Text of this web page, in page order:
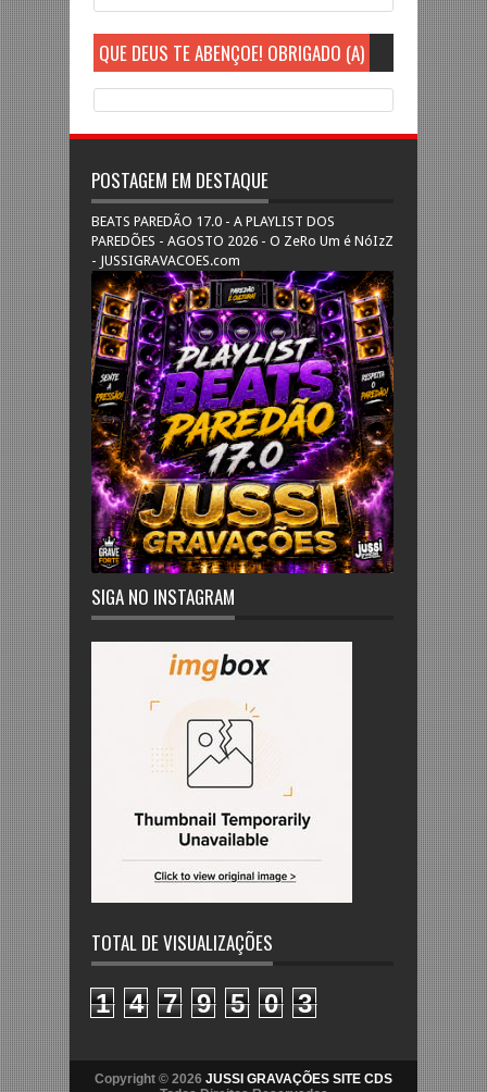
QUE DEUS TE ABENÇOE! OBRIGADO (A)
POSTAGEM EM DESTAQUE
BEATS PAREDÃO 17.0 - A PLAYLIST DOS
PAREDÕES - AGOSTO 2026 - O ZeRo Um é NóIzZ
- JUSSIGRAVACOES.com
SIGA NO INSTAGRAM
TOTAL DE VISUALIZAÇÕES
1 4 7 9 5 0 3
Copyright © 2026 JUSSI GRAVAÇÕES SITE CDS